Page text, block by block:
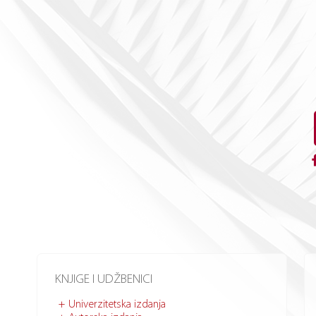
KNJIGE I UDŽBENICI
Univerzitetska izdanja